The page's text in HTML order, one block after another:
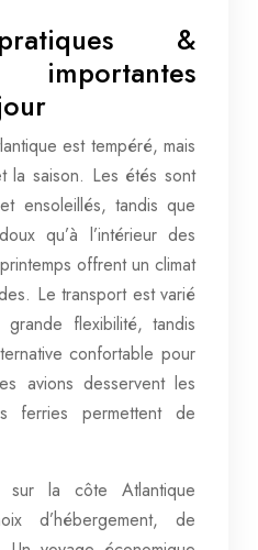
&
importantes
est tempéré, mais
la saison. Les étés sont
ensoleillés, tandis que
qu’à l’intérieur des
offrent un climat
Le transport est varié
flexibilité, tandis
confortable pour
avions desservent les
ferries permettent de
sur la côte Atlantique
d’hébergement, de